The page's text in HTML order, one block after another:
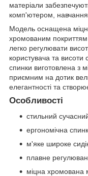
матеріали
комп'ютером,
Модель оснащена
хромованим
легко регулювати
користувача та висоти
спинки виготовлена з
приємним на дотик
елегантності та
Особливості
стильний
ергономічна
м'яке широке
плавне
міцна хромована